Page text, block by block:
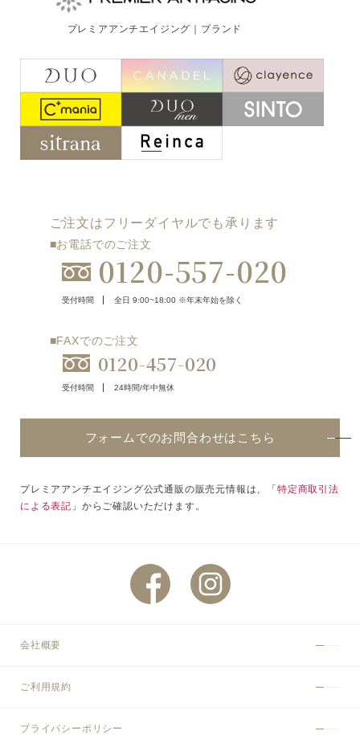
ご注文はフリーダイヤルでも承ります
0120-557-020
受付時間
フォームでのお問合わせはこちら
プレミアアンチエイジング｜ブランド
ご注文はフリーダイヤルでも承ります
■お電話でのご注文
0120-557-020
受付時間 全日 9:00~18:00 ※年末年始を除く
■FAXでのご注文
0120-457-020
受付時間 24時間/年中無休
フォームでのお問合わせはこちら
プレミアアンチエイジング公式通販の販売元情報は、「特定商取引法
による表記 」からご確認いただけます。
会社概要
ご利用規約
プライバシーポリシー